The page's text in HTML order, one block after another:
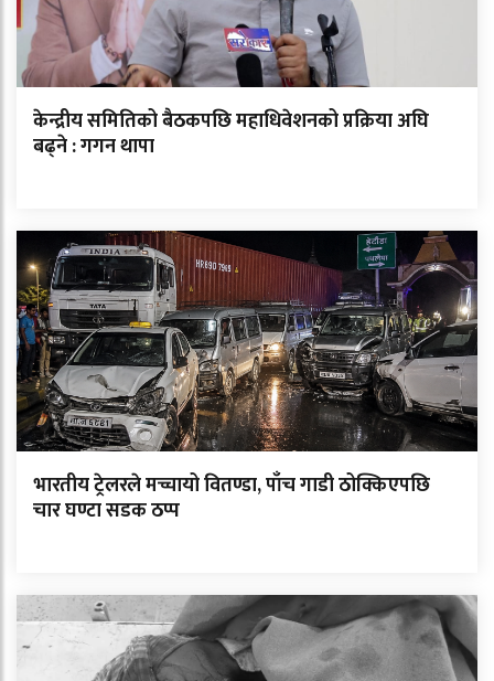
केन्द्रीय समितिको बैठकपछि महाधिवेशनको प्रक्रिया अघि
बढ्ने : गगन थापा
भारतीय ट्रेलरले मच्चायो वितण्डा, पाँच गाडी ठोक्किएपछि
चार घण्टा सडक ठप्प